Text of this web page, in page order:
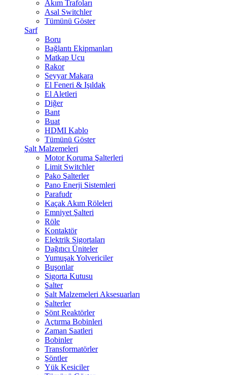
Akım Trafoları
Asal Switchler
Tümünü Göster
Sarf
Boru
Bağlantı Ekipmanları
Matkap Ucu
Rakor
Seyyar Makara
El Feneri & Işıldak
El Aletleri
Diğer
Bant
Buat
HDMI Kablo
Tümünü Göster
Şalt Malzemeleri
Motor Koruma Şalterleri
Limit Switchler
Pako Şalterler
Pano Enerji Sistemleri
Parafudr
Kaçak Akım Röleleri
Emniyet Şalteri
Röle
Kontaktör
Elektrik Sigortaları
Dağıtıcı Üniteler
Yumuşak Yolvericiler
Buşonlar
Sigorta Kutusu
Şalter
Şalt Malzemeleri Aksesuarları
Şalterler
Şönt Reaktörler
Açtırma Bobinleri
Zaman Saatleri
Bobinler
Transformatörler
Şöntler
Yük Kesiciler